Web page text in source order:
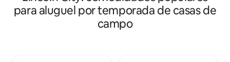
casal) e 2 banheiros acomoda 4 pessoas.
Quase cada centímetro quadrado é
a apenas 5 minutos a pé da praia que os
e móveis
confortáveis são
para aluguel por temporada de casas de
campo